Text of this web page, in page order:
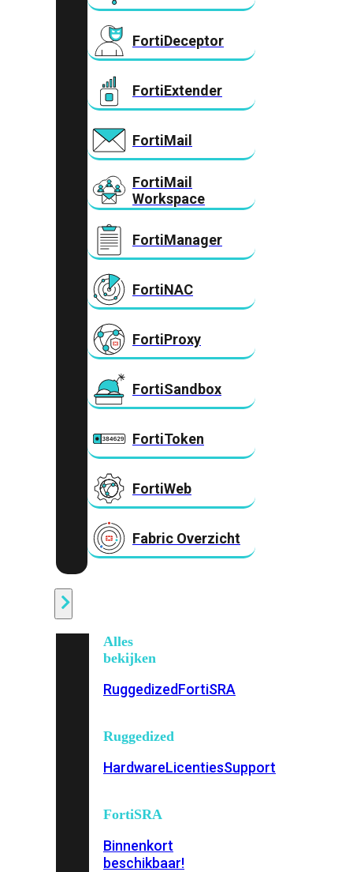
FortiDeceptor
FortiExtender
FortiMail
FortiMail
Workspace
FortiManager
FortiNAC
FortiProxy
FortiSandbox
FortiToken
FortiWeb
Fabric Overzicht
Alles
bekijken
RuggedizedFortiSRA
Ruggedized
HardwareLicentiesSupport
FortiSRA
Binnenkort
beschikbaar!